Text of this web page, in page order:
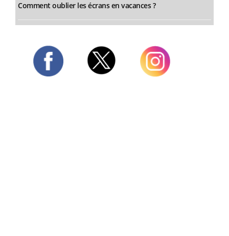
Comment oublier les écrans en vacances ?